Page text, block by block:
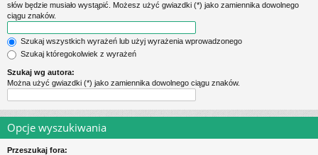
słów będzie musiało wystąpić. Możesz użyć gwiazdki (*) jako zamiennika dowolnego
ciągu znaków.
Szukaj wszystkich wyrażeń lub użyj wyrażenia wprowadzonego
Szukaj któregokolwiek z wyrażeń
Szukaj wg autora:
Można użyć gwiazdki (*) jako zamiennika dowolnego ciągu znaków.
Opcje wyszukiwania
Przeszukaj fora: